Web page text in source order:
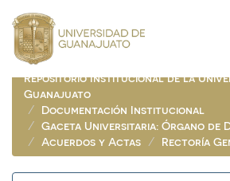
navigation
Repositorio Institucional de la
Guanajuato
Documentación Institucional
Gaceta Universitaria: Órgano de
Acuerdos y Actas
Rectoría